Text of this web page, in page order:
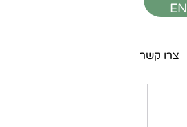
EN
צרו קשר